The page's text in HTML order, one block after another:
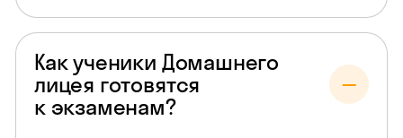
Как ученики Домашнего
лицея готовятся
к экзаменам?